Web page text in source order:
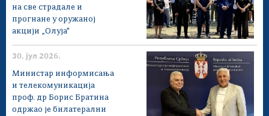
на све страдале и
прогнане у оружаној
акцији „Олуја"
30. јул 2026.
Министар информисања
и телекомуникација
проф. др Борис Братина
одржао је билатерални